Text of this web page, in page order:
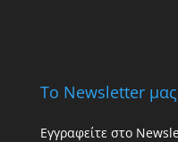
Το Newsletter μας
Εγγραφείτε στο